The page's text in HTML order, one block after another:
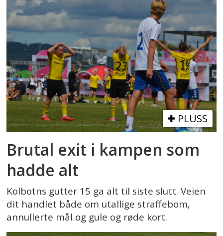
PLUSS
Brutal exit i kampen som
hadde alt
Kolbotns gutter 15 ga alt til siste slutt. Veien
dit handlet både om utallige straffebom,
annullerte mål og gule og røde kort.